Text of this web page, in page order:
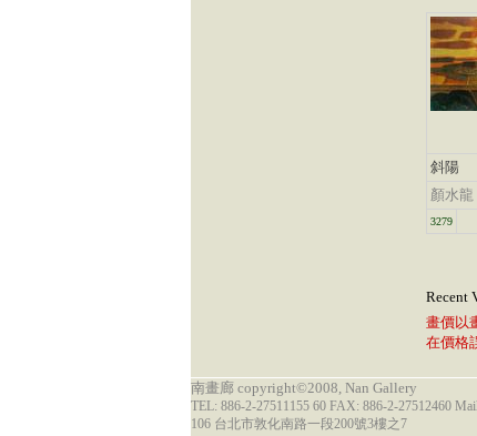
斜陽
顏水龍
3279
Recent
畫價以
在價格
南畫廊 copyright©2008, Nan Gallery
TEL: 886-2-27511155 60 FAX: 886-2-27512460
106 台北市敦化南路一段200號3樓之7